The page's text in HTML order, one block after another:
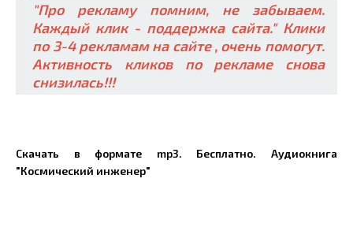
"Про рекламу помним, не забываем.
Каждый клик - поддержка сайта." Клики
по 3-4 рекламам на сайте , очень помогут.
Активность кликов по рекламе снова
снизилась!!!
Скачать в формате mp3. Бесплатно. Аудиокнига
"Космический инженер"